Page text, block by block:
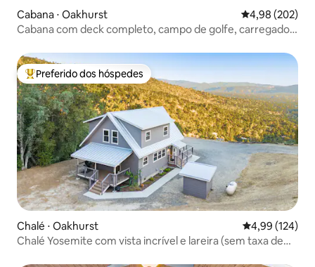
Cabana ⋅ Oakhurst 4,98 de uma
4,98 (202)
Cabana com deck completo, campo de golfe, carregador
Entre os melhores preferidos dos hóspedes
Preferido dos hóspedes
Chalé ⋅ Oakhurst 4,99 de uma
4,99 (124)
Chalé Yosemite com vista incrível e lareira (sem taxa de